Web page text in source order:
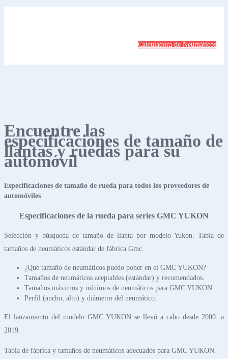
Calculadora de Neumáticos
Encuentre las
especificaciones de tamaño de
llantas y ruedas para su
automóvil
Especificaciones de tamaño de rueda para todos los proveedores de
automóviles
Especificaciones de la rueda para series GMC YUKON
Selección y búsqueda de tamaño de llanta por modelo Yukon. Tabla de
tamaños de neumáticos estándar de fábrica Gmc.
¿Qué tamaño de neumáticos puedo poner en el GMC YUKON?
Tamaños de neumáticos aceptables (estándar) y recomendados.
Tamaños máximos y mínimos de neumáticos para GMC YUKON.
Perfil (ancho, alto) y diámetro del neumático.
El lanzamiento del modelo GMC YUKON se llevó a cabo desde 2000. a
2019.
Tabla de fábrica y tamaños de neumáticos adecuados para GMC YUKON.